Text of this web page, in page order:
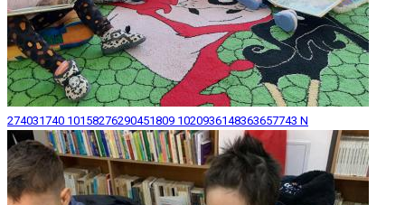
274031740 10158276290451809 1020936148363657743 N